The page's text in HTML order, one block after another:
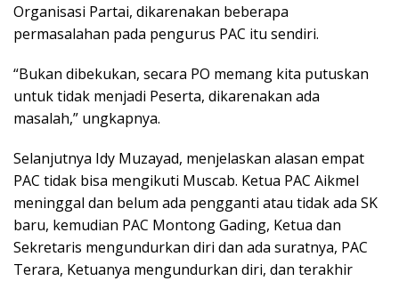
Organisasi Partai, dikarenakan beberapa
permasalahan pada pengurus PAC itu sendiri.
“Bukan dibekukan, secara PO memang kita putuskan
untuk tidak menjadi Peserta, dikarenakan ada
masalah,” ungkapnya.
Selanjutnya Idy Muzayad, menjelaskan alasan empat
PAC tidak bisa mengikuti Muscab. Ketua PAC Aikmel
meninggal dan belum ada pengganti atau tidak ada SK
baru, kemudian PAC Montong Gading, Ketua dan
Sekretaris mengundurkan diri dan ada suratnya, PAC
Terara, Ketuanya mengundurkan diri, dan terakhir